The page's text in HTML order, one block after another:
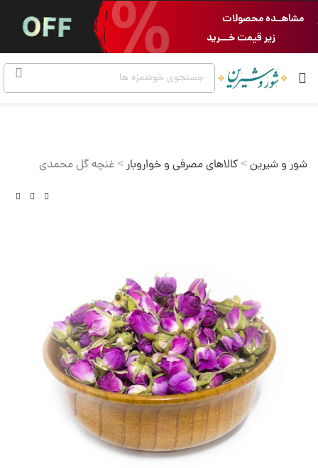
مشاهــده محصولات
زیر قیمت خـــرید
شور و شیرین> کالاهای مصرفی و خواروبار> غنچه گل محمدی